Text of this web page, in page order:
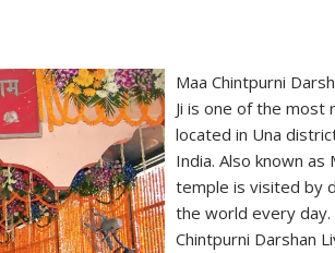
Maa Chintpurni
Ji is one of the most
located in Una
India. Also known as
temple is visited by
the world every day.
Chintpurni Darshan